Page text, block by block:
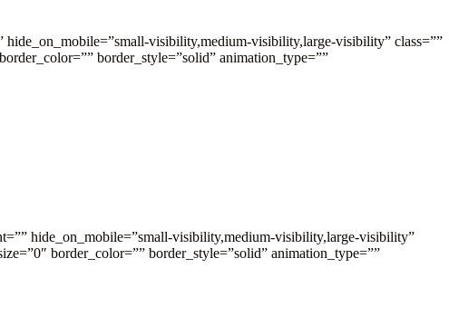
visibility,medium-visibility,large-visibility” class=””
border_style=”solid” animation_type=””
hide_on_mobile=”small-visibility,medium-visibility,large-visibility”
border_color=”” border_style=”solid” animation_type=””